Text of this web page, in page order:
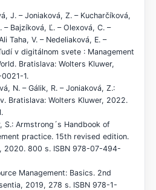
J. – Joniaková, Z. – Kucharčíková,
Bajzíková, Ľ. – Olexová, C. –
Taha, V. – Nedeliaková, E. –
v digitálnom svete : Management
Bratislava: Wolters Kluwer,
1.
N. – Gálik, R. – Joniaková, Z.:
Bratislava: Wolters Kluwer, 2022.
S.: Armstrong´s Handbook of
practice. 15th revised edition.
2020. 800 s. ISBN 978-07-494-
Management: Basics. 2nd
2019, 278 s. ISBN 978-1-